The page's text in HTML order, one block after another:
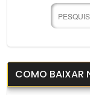
COMO BAIXAR